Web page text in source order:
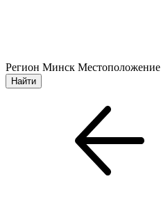
Регион Минск Местоположение